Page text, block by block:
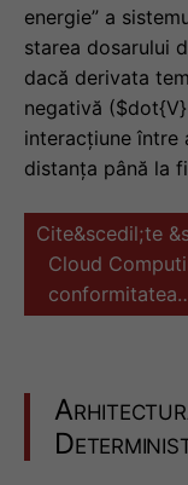
energie” a
starea dosarului
dacă derivata
negativă
interacțiune între
distanța până la
Cite&scedil;te
Cloud